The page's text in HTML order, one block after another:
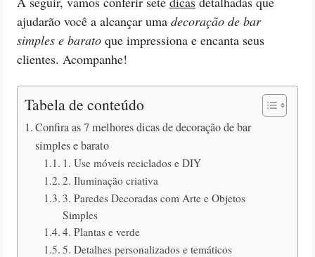
ajudarão você a alcançar uma decoração de bar
simples e barato que impressiona e encanta seus
clientes. Acompanhe!
Tabela de conteúdo
Confira as 7 melhores dicas de decoração de bar
simples e barato
1. Use móveis reciclados e DIY
2. Iluminação criativa
3. Paredes Decoradas com Arte e Objetos
Simples
4. Plantas e verde
5. Detalhes personalizados e temáticos